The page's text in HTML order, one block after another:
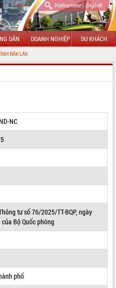
Vietnamese| English
DÂN DOANH NGHIỆP DU KHÁCH
NC
tư số 76/2025/TT-BQP, ngày
Bộ Quốc phòng
phố